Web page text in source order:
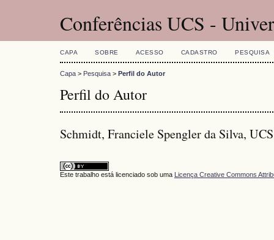
Conferências UCS -
CAPA SOBRE ACESSO CADASTRO PESQUISA
Capa > Pesquisa > Perfil do Autor
Perfil do Autor
Schmidt, Franciele Spengler da Silva, UCS
Este trabalho está licenciado sob uma Licença Creative Commons